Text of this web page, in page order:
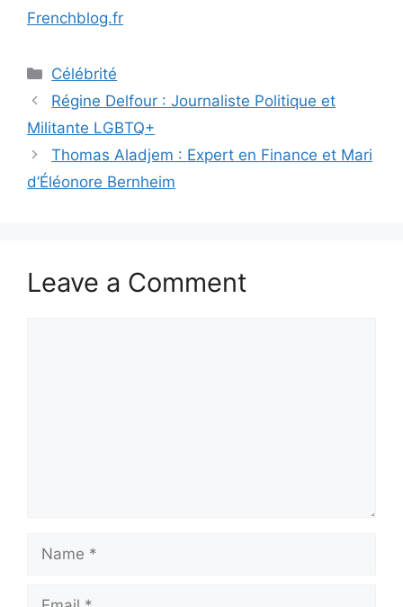
Frenchblog.fr
Categories
Célébrité
Régine Delfour : Journaliste Politique et
Militante LGBTQ+
Thomas Aladjem : Expert en Finance et Mari
d’Éléonore Bernheim
Leave a Comment
Name
Email